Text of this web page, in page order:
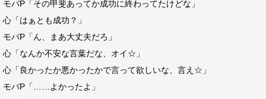
モバP「その甲斐あってか成功に終わってたけどな」
心「はぁとも成功？」
モバP「ん、まあ大丈夫だろ」
心「なんか不安な言葉だな、オイ☆」
心「良かったか悪かったかで言って欲しいな、言え☆」
モバP「……よかったよ」